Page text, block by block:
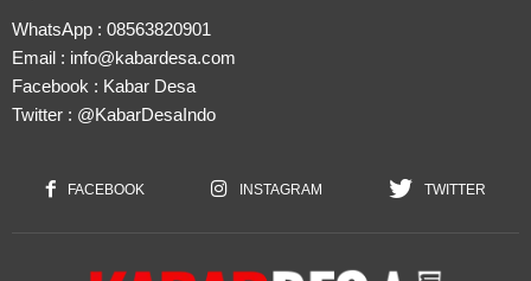
WhatsApp : 08563820901
Email : info@kabardesa.com
Facebook : Kabar Desa
Twitter : @KabarDesaIndo
FACEBOOK INSTAGRAM TWITTER